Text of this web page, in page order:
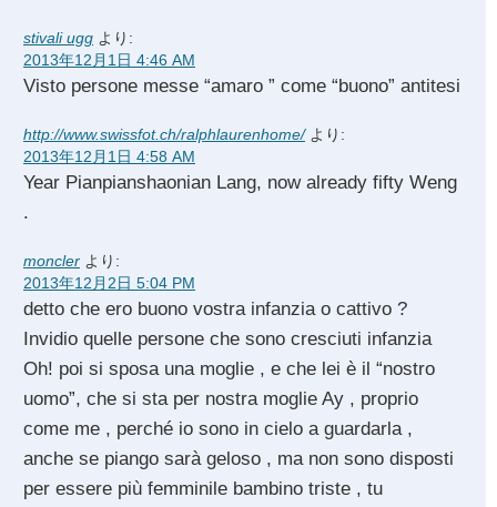
stivali ugg より:
2013年12月1日 4:46 AM
Visto persone messe “amaro ” come “buono” antitesi
http://www.swissfot.ch/ralphlaurenhome/ より:
2013年12月1日 4:58 AM
Year Pianpianshaonian Lang, now already fifty Weng
.
moncler より:
2013年12月2日 5:04 PM
detto che ero buono vostra infanzia o cattivo ?
Invidio quelle persone che sono cresciuti infanzia
Oh! poi si sposa una moglie , e che lei è il “nostro
uomo”, che si sta per nostra moglie Ay , proprio
come me , perché io sono in cielo a guardarla ,
anche se piango sarà geloso , ma non sono disposti
per essere più femminile bambino triste , tu